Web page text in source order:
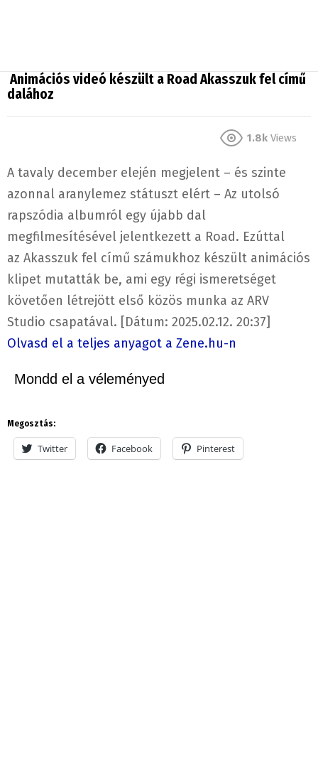
Animációs videó készült a Road Akasszuk fel című
dalához
1.8k Views
A tavaly december elején megjelent – és szinte
azonnal aranylemez státuszt elért – Az utolsó
rapszódia albumról egy újabb dal
megfilmesítésével jelentkezett a Road. Ezúttal
az Akasszuk fel című számukhoz készült animációs
klipet mutatták be, ami egy régi ismeretséget
követően létrejött első közös munka az ARV
Studio csapatával. [Dátum: 2025.02.12. 20:37]
Olvasd el a teljes anyagot a Zene.hu-n
Mondd el a véleményed
Megosztás:
Twitter Facebook Pinterest